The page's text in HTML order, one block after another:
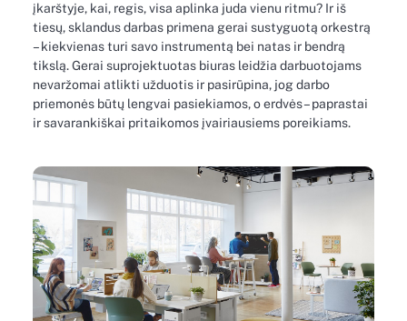
įkarštyje, kai, regis, visa aplinka juda vienu ritmu? Ir iš
tiesų, sklandus darbas primena gerai sustyguotą orkestrą
– kiekvienas turi savo instrumentą bei natas ir bendrą
tikslą. Gerai suprojektuotas biuras leidžia darbuotojams
nevaržomai atlikti užduotis ir pasirūpina, jog darbo
priemonės būtų lengvai pasiekiamos, o erdvės – paprastai
ir savarankiškai pritaikomos įvairiausiems poreikiams.